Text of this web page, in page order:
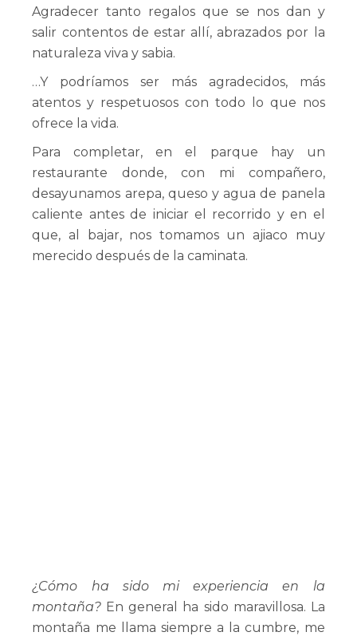
Agradecer tanto regalos que se nos dan y
salir contentos de estar allí, abrazados por la
naturaleza viva y sabia.
…Y podríamos ser más agradecidos, más
atentos y respetuosos con todo lo que nos
ofrece la vida.
Para completar, en el parque hay un
restaurante donde, con mi compañero,
desayunamos arepa, queso y agua de panela
caliente antes de iniciar el recorrido y en el
que, al bajar, nos tomamos un ajiaco muy
merecido después de la caminata.
¿Cómo ha sido mi experiencia en la
montaña? En general ha sido maravillosa. La
montaña me llama siempre a la cumbre, me